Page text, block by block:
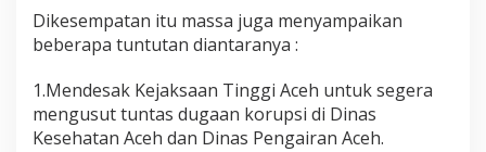
Dikesempatan itu massa juga menyampaikan
beberapa tuntutan diantaranya :
1.Mendesak Kejaksaan Tinggi Aceh untuk segera
mengusut tuntas dugaan korupsi di Dinas
Kesehatan Aceh dan Dinas Pengairan Aceh.